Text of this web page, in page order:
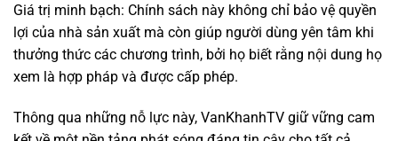
Giá trị minh bạch: Chính sách này không chỉ bảo vệ quyền
lợi của nhà sản xuất mà còn giúp người dùng yên tâm khi
thưởng thức các chương trình, bởi họ biết rằng nội dung họ
xem là hợp pháp và được cấp phép.
Thông qua những nỗ lực này, VanKhanhTV giữ vững cam